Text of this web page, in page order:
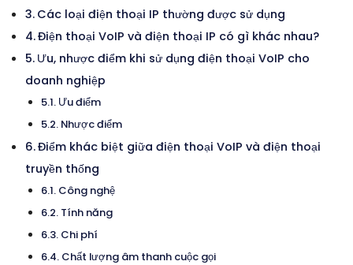
Các loại điện thoại IP thường được sử dụng
Điện thoại VoIP và điện thoại IP có gì khác nhau?
Ưu, nhược điểm khi sử dụng điện thoại VoIP cho
doanh nghiệp
Ưu điểm
Nhược điểm
Điểm khác biệt giữa điện thoại VoIP và điện thoại
truyền thống
Công nghệ
Tính năng
Chi phí
Chất lượng âm thanh cuộc gọi